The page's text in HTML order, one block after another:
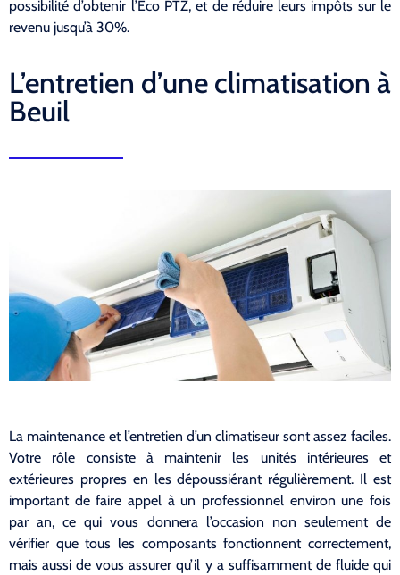
possibilité d’obtenir l’Eco PTZ, et de réduire leurs impôts sur le
revenu jusqu’à 30%.
L’entretien d’une climatisation à
Beuil
La maintenance et l’entretien d’un climatiseur sont assez faciles.
Votre rôle consiste à maintenir les unités intérieures et
extérieures propres en les dépoussiérant régulièrement. Il est
important de faire appel à un professionnel environ une fois
par an, ce qui vous donnera l’occasion non seulement de
vérifier que tous les composants fonctionnent correctement,
mais aussi de vous assurer qu’il y a suffisamment de fluide qui